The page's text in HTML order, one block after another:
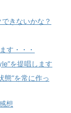
きないかな？
す・・・
を提唱します
態“を常に作っ
想